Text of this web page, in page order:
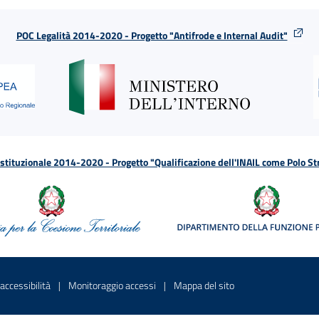
POC Legalità 2014-2020 - Progetto "Antifrode e Internal Audit"
2014-2020 - Progetto "Qualificazione dell'INAIL come Polo
una nuova finestraSito interno - Apre in una nuova finestra
Monitoraggio accessi Sito interno - Apre in una nuova
Mappa del sitoSito interno - Apre